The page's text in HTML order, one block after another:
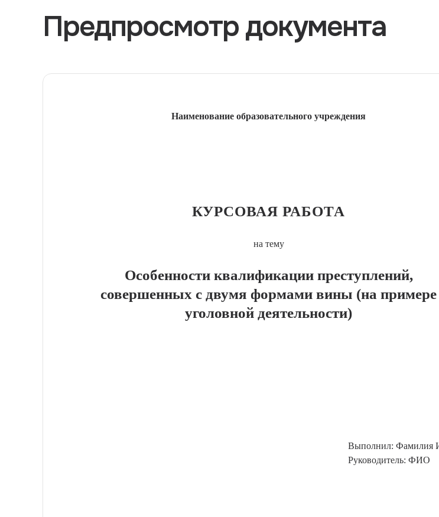
Предпросмотр документа
Наименование образовательного учреждения
КУРСОВАЯ РАБОТА
на тему
Особенности квалификации преступлений,
совершенных с двумя формами вины (на примере
уголовной деятельности)
Выполнил: Фамилия
Руководитель: ФИО